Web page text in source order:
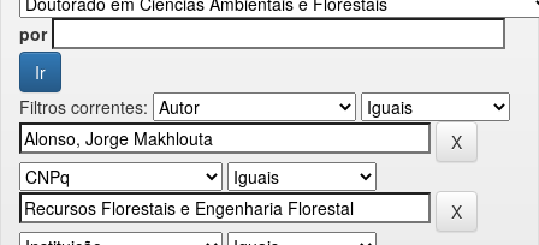
por
Filtros correntes: